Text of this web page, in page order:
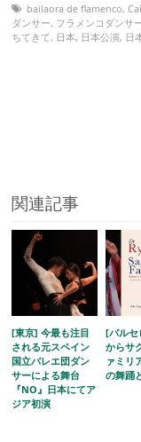
bailaora de flamenco,
ダンサー, フラメンコダンサ
ちてきて, 日本, 日本公演, 日
関連記事
[東京] 今最も注目
される元スペイン
国立バレエ団ダン
サーによる舞台
『NO』日本にてア
ジア初演
[バルセ
からサ
ァミリ
の舞踊